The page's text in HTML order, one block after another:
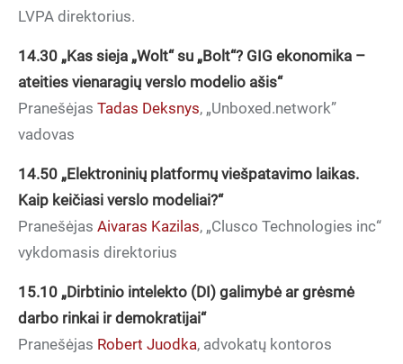
LVPA direktorius.
14.30 „Kas sieja „Wolt“ su „Bolt“? GIG ekonomika –
ateities vienaragių verslo modelio ašis“
Pranešėjas Tadas Deksnys, „Unboxed.network”
vadovas
14.50 „Elektroninių platformų viešpatavimo laikas.
Kaip keičiasi verslo modeliai?“
Pranešėjas Aivaras Kazilas, „Clusco Technologies inc“
vykdomasis direktorius
15.10 „Dirbtinio intelekto (DI) galimybė ar grėsmė
darbo rinkai ir demokratijai“
Pranešėjas Robert Juodka, advokatų kontoros